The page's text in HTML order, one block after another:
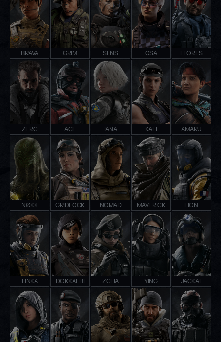
BRAVA GRIM SENS OSA FLORES
ZERO ACE IANA KALI AMARU
NØKK GRIDLOCK NOMAD MAVERICK LION
FINKA DOKKAEBI ZOFIA YING JACKAL